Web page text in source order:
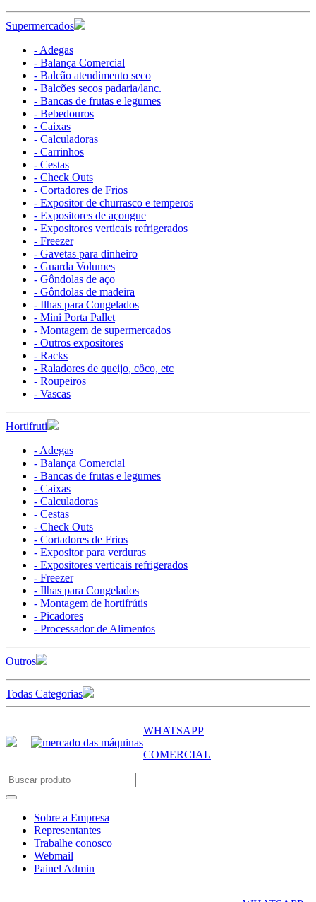
Supermercados
- Adegas
- Balança Comercial
- Balcão atendimento seco
- Balcões secos padaria/lanc.
- Bancas de frutas e legumes
- Bebedouros
- Caixas
- Calculadoras
- Carrinhos
- Cestas
- Check Outs
- Cortadores de Frios
- Expositor de churrasco e temperos
- Expositores de açougue
- Expositores verticais refrigerados
- Freezer
- Gavetas para dinheiro
- Guarda Volumes
- Gôndolas de aço
- Gôndolas de madeira
- Ilhas para Congelados
- Mini Porta Pallet
- Montagem de supermercados
- Outros expositores
- Racks
- Raladores de queijo, côco, etc
- Roupeiros
- Vascas
Hortifruti
- Adegas
- Balança Comercial
- Bancas de frutas e legumes
- Caixas
- Calculadoras
- Cestas
- Check Outs
- Cortadores de Frios
- Expositor para verduras
- Expositores verticais refrigerados
- Freezer
- Ilhas para Congelados
- Montagem de hortifrútis
- Picadores
- Processador de Alimentos
Outros
Todas Categorias
WHATSAPP
COMERCIAL
Sobre a Empresa
Representantes
Trabalhe conosco
Webmail
Painel Admin